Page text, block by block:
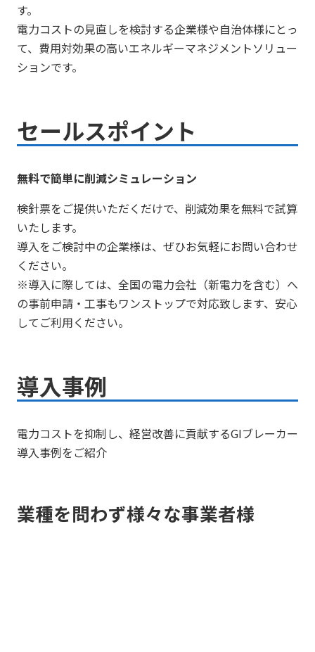
す。
電力コストの見直しを検討する企業様や自治体様にとっ
て、費用対効果の高いエネルギーマネジメントソリュー
ションです。
セールスポイント
無料で簡単に削減シミュレーション
検針票をご提供いただくだけで、削減効果を無料で試算
いたします。
導入をご検討中の企業様は、ぜひお気軽にお問い合わせ
ください。
※導入に際しては、全国の電力会社（新電力を含む）へ
の事前申請・工事もワンストップで対応致します、安心
してご利用ください。
導入事例
電力コストを抑制し、経営改善に貢献するGIブレーカー
導入事例をご紹介
業種を問わず様々な事業者様